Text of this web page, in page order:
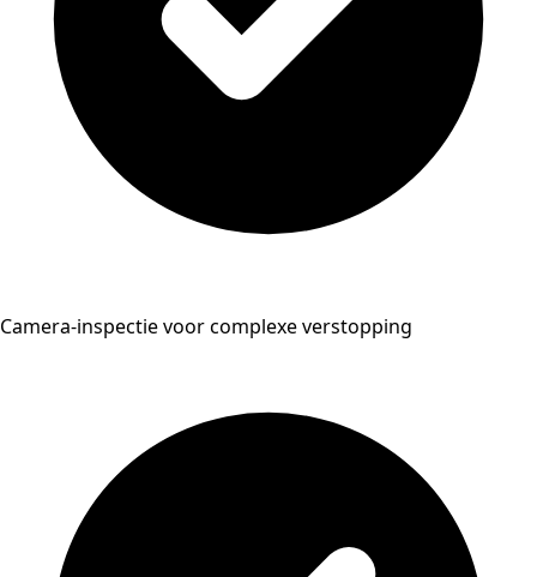
Camera-inspectie voor complexe verstopping